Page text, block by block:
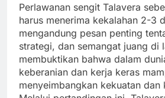
Perlawanan sengit Talavera
harus menerima kekalahan 2-3
mengandung pesan penting
strategi, dan semangat juang di
membuktikan bahwa dalam
keberanian dan kerja keras
menyeimbangkan kekuatan dan